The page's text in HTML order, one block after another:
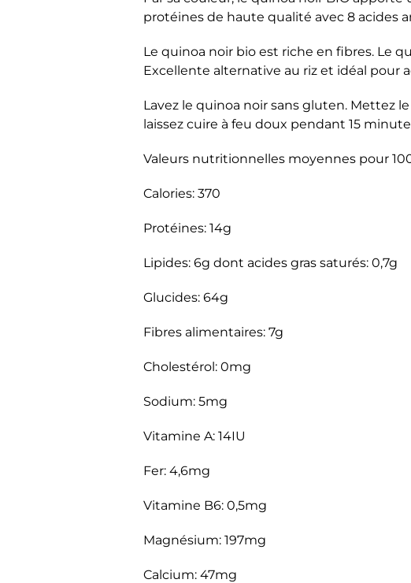
protéines de haute qualité avec 8 acides
Le quinoa noir bio est riche en fibres. Le
Excellente alternative au riz et idéal pour
Lavez le quinoa noir sans gluten. Mettez
laissez cuire à feu doux pendant 15
Valeurs nutritionnelles moyennes pour
Calories: 370
Protéines: 14g
Lipides: 6g dont acides gras saturés: 0,7g
Glucides: 64g
Fibres alimentaires: 7g
Cholestérol: 0mg
Sodium: 5mg
Vitamine A: 14IU
Fer: 4,6mg
Vitamine B6: 0,5mg
Magnésium: 197mg
Calcium: 47mg